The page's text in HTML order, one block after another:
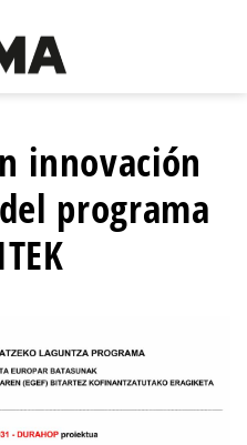
innovación
programa